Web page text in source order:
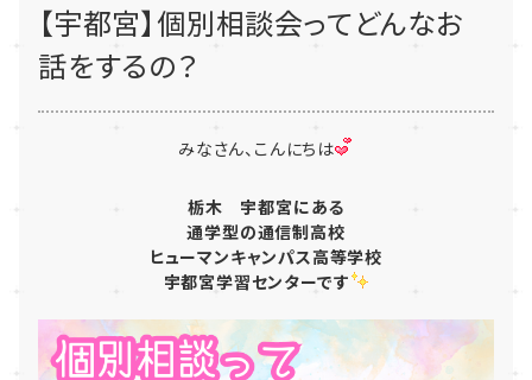
【宇都宮】個別相談会ってどんなお
話をするの？
みなさん、こんにちは
栃木 宇都宮にある
通学型の通信制高校
ヒューマンキャンパス高等学校
宇都宮学習センターです